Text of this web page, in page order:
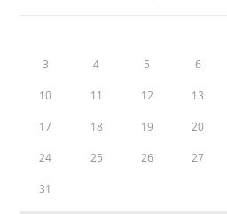
3 4 5 6
10 11 12 13
17 18 19 20
24 25 26 27
31